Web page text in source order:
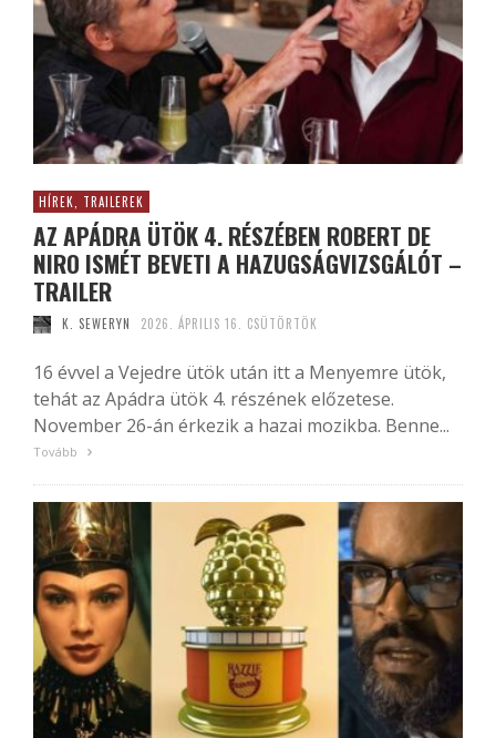
HÍREK, TRAILEREK
AZ APÁDRA ÜTÖK 4. RÉSZÉBEN ROBERT DE
NIRO ISMÉT BEVETI A HAZUGSÁGVIZSGÁLÓT –
TRAILER
K. SEWERYN 2026. ÁPRILIS 16. CSÜTÖRTÖK
16 évvel a Vejedre ütök után itt a Menyemre ütök,
tehát az Apádra ütök 4. részének előzetese.
November 26-án érkezik a hazai mozikba. Benne...
Tovább